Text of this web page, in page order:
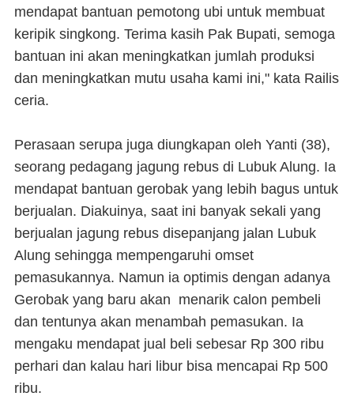
mendapat bantuan pemotong ubi untuk membuat
keripik singkong. Terima kasih Pak Bupati, semoga
bantuan ini akan meningkatkan jumlah produksi
dan meningkatkan mutu usaha kami ini," kata Railis
ceria.
Perasaan serupa juga diungkapan oleh Yanti (38),
seorang pedagang jagung rebus di Lubuk Alung. Ia
mendapat bantuan gerobak yang lebih bagus untuk
berjualan. Diakuinya, saat ini banyak sekali yang
berjualan jagung rebus disepanjang jalan Lubuk
Alung sehingga mempengaruhi omset
pemasukannya. Namun ia optimis dengan adanya
Gerobak yang baru akan menarik calon pembeli
dan tentunya akan menambah pemasukan. Ia
mengaku mendapat jual beli sebesar Rp 300 ribu
perhari dan kalau hari libur bisa mencapai Rp 500
ribu.